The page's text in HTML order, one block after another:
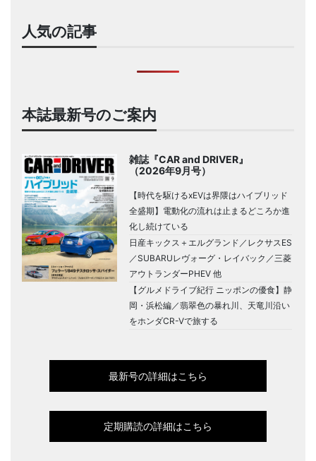
人気の記事
本誌最新号のご案内
雑誌『CAR and DRIVER』
（2026年9月号）
【時代を駆けるxEVは界隈はハイブリッド
全盛期】電動化の流れは止まるどころか進
化し続けている
日産キックス＋エルグランド／レクサスES
／SUBARUレヴォーグ・レイバック／三菱
アウトランダーPHEV 他
【グルメドライブ紀行 ニッポンの優食】静
岡・浜松編／翡翠色の暴れ川、天竜川沿い
をホンダCR-Vで旅する
最新号の詳細はこちら
定期購読の詳細はこちら